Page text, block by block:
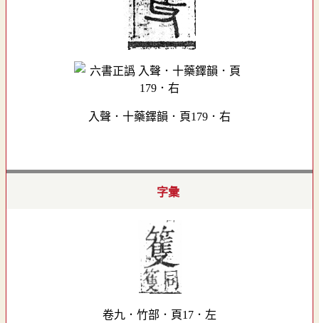
入聲．十藥鐸韻．頁179．右
字彙
卷九．竹部．頁17．左